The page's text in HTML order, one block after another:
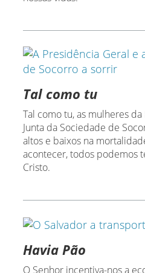
Tal como tu
Tal como tu, as mulheres
Junta da Sociedade de
altos e baixos na
acontecer, todos podemos
Cristo.
Havia Pão
O Senhor incentiva-nos a